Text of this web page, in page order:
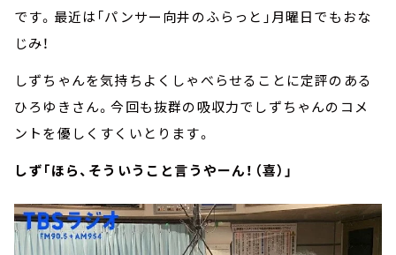
です。最近は「パンサー向井のふらっと」月曜日でもおな
じみ！
しずちゃんを気持ちよくしゃべらせることに定評のある
ひろゆきさん。今回も抜群の吸収力でしずちゃんのコメ
ントを優しくすくいとります。
しず「ほら、そういうこと言うやーん！（喜）」